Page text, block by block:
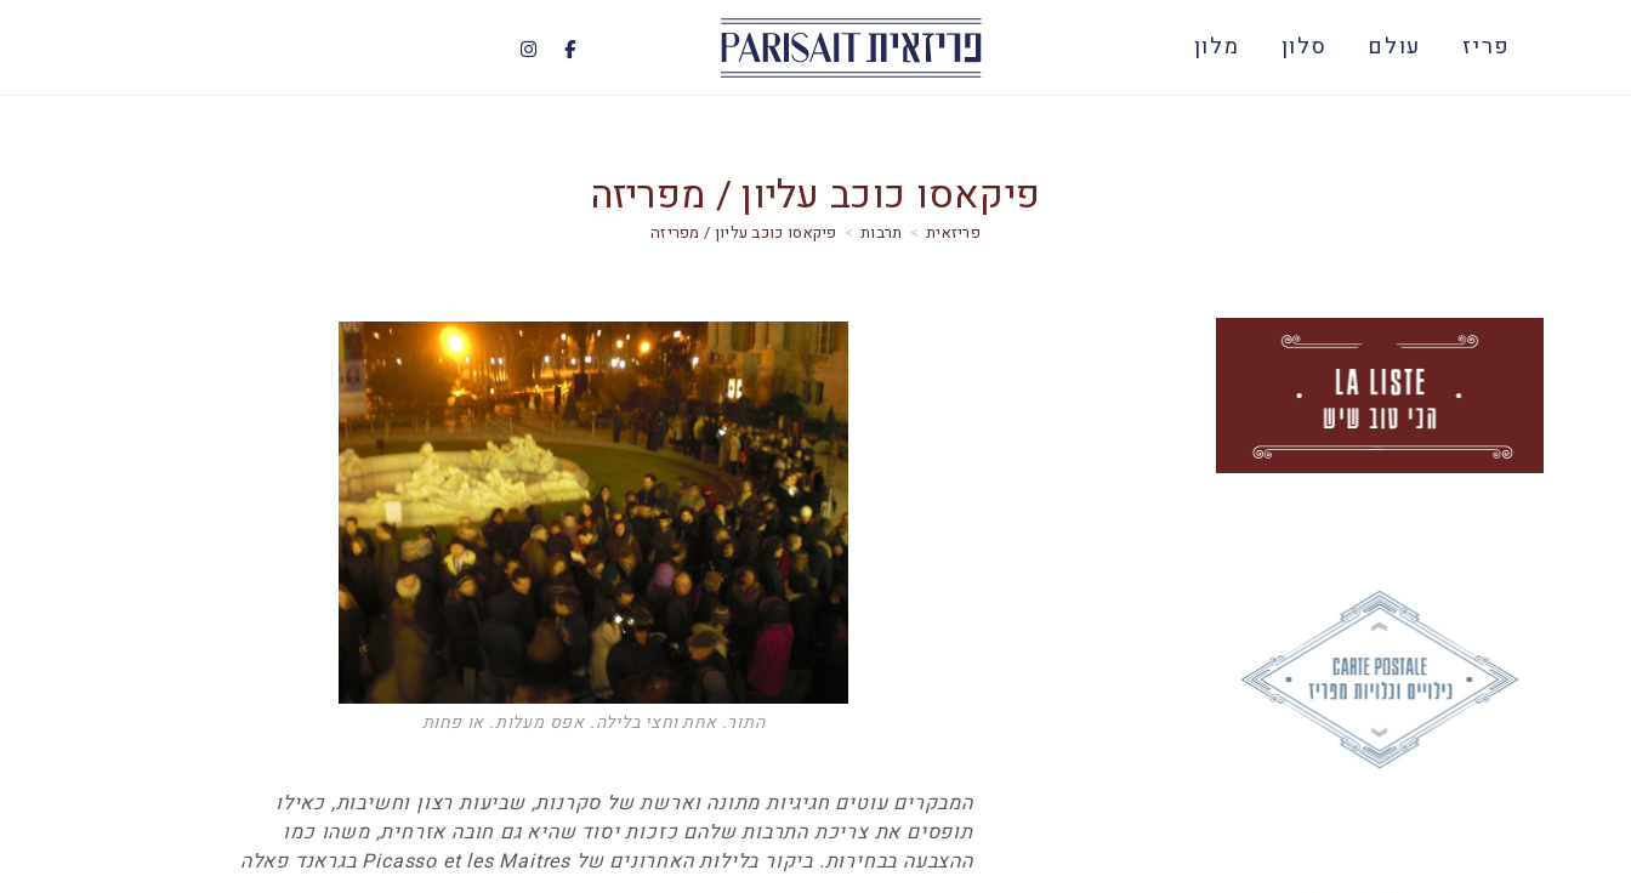
פריז עולם סלון מלון
פיקאסו כוכב עליון / מפריזה
> תרבות > פיקאסו כוכב עליון / מפריזה
התור. אחת וחצי בלילה. אפס מעלות. או פחות
המבקרים עוטים חגיגיות מתונה וארשת של סקרנות, שביעות רצון וחשיבות, כאילו
תופסים את צריכת התרבות שלהם כזכות יסוד שהיא גם חובה אזרחית, משהו כמו
ההצבעה בבחירות. ביקור בלילות האחרונים של Picasso et les Maitres בגראנד פאלה